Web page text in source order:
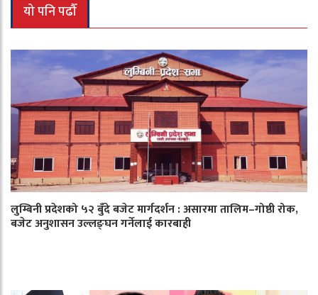
यो पनि पढौँ
लुम्बिनी प्रदेशको ५२ बुँदे बजेट मार्गदर्शन : असारमा तालिम–गोष्ठी रोक,
बजेट अनुशासन उल्लङ्घन गर्नेलाई कारबाही